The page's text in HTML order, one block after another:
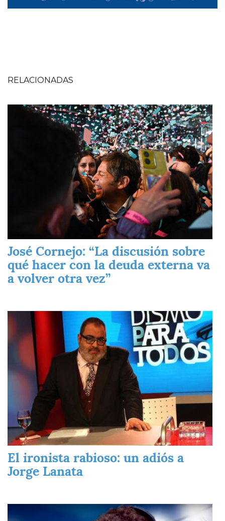
RELACIONADAS
Imagen
José Cornejo: “La discusión sobre
qué hacer con la deuda externa va
a volver otra vez”
Imagen
El ironista rabioso: un adiós a
Jorge Lanata